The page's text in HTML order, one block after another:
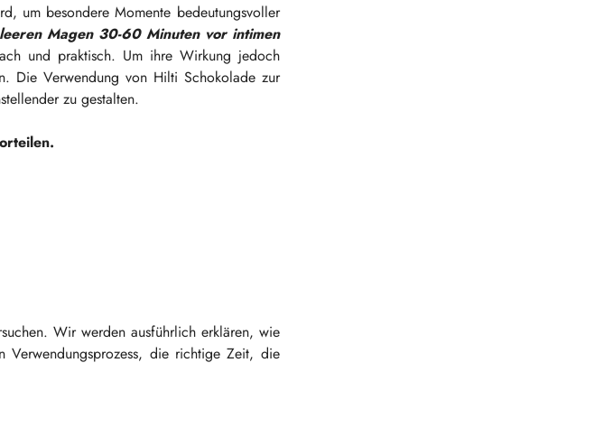
um besondere Momente bedeutungsvoller
Magen 30-60 Minuten vor intimen
und praktisch. Um ihre Wirkung jedoch
Die Verwendung von Hilti Schokolade zur
zu gestalten.
Wir werden ausführlich erklären, wie
Verwendungsprozess, die richtige Zeit, die